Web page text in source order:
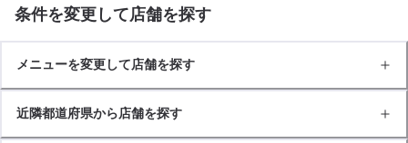
条件を変更して店舗を探す
メニューを変更して店舗を探す
近隣都道府県から店舗を探す